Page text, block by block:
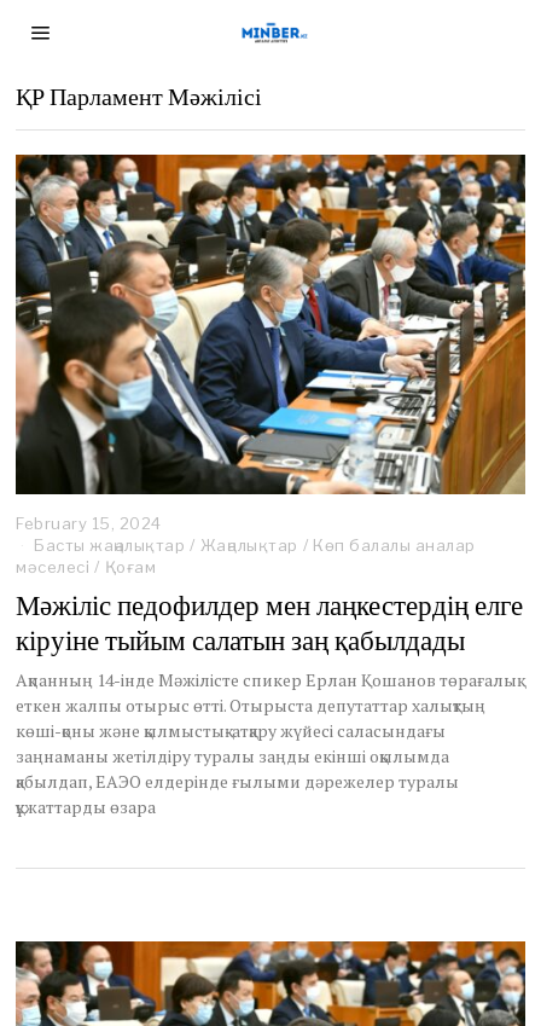
ҚР Парламент Мәжілісі
February 15, 2024
Басты жаңалықтар / Жаңалықтар / Көп балалы аналар
мәселесі / Қоғам
Мәжіліс педофилдер мен лаңкестердің елге
кіруіне тыйым салатын заң қабылдады
Ақпанның 14-інде Мәжілісте спикер Ерлан Қошанов төрағалық
еткен жалпы отырыс өтті. Отырыста депутаттар халықтың
көші-қоны және қылмыстық-атқару жүйесі саласындағы
заңнаманы жетілдіру туралы заңды екінші оқылымда
қабылдап, ЕАЭО елдерінде ғылыми дәрежелер туралы
құжаттарды өзара